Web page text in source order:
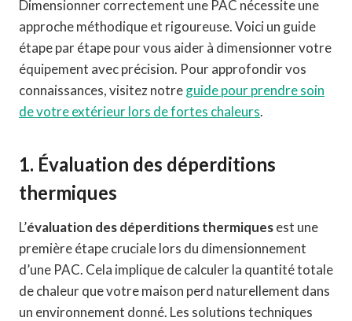
Dimensionner correctement une PAC nécessite une
approche méthodique et rigoureuse. Voici un guide
étape par étape pour vous aider à dimensionner votre
équipement avec précision. Pour approfondir vos
connaissances, visitez notreguide pour prendre soin
de votre extérieur lors de fortes chaleurs.
1. Évaluation des déperditions
thermiques
L’évaluation des déperditions thermiquesest une
première étape cruciale lors du dimensionnement
d’une PAC. Cela implique de calculer la quantité totale
de chaleur que votre maison perd naturellement dans
un environnement donné. Les solutions techniques